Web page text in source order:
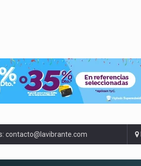
contacto@lavibrante.com